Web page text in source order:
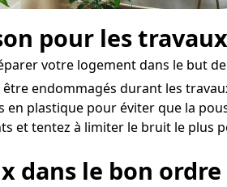
pour les travaux
votre logement dans le but
endommagés durant les
en plastique pour éviter que la
et tentez à limiter le bruit le plus
dans le bon ordre